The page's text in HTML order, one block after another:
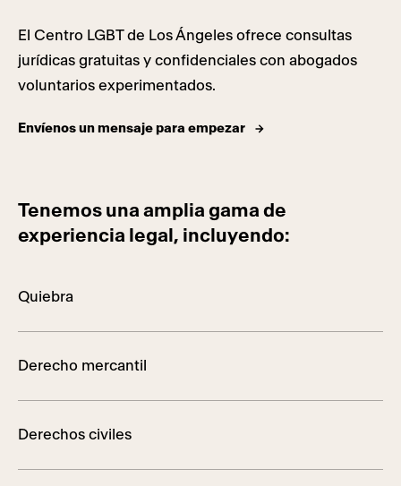
El Centro LGBT de Los Ángeles ofrece consultas
jurídicas gratuitas y confidenciales con abogados
voluntarios experimentados.
Envíenos un mensaje para empezar
Tenemos una amplia gama de
experiencia legal, incluyendo:
Quiebra
Derecho mercantil
Derechos civiles